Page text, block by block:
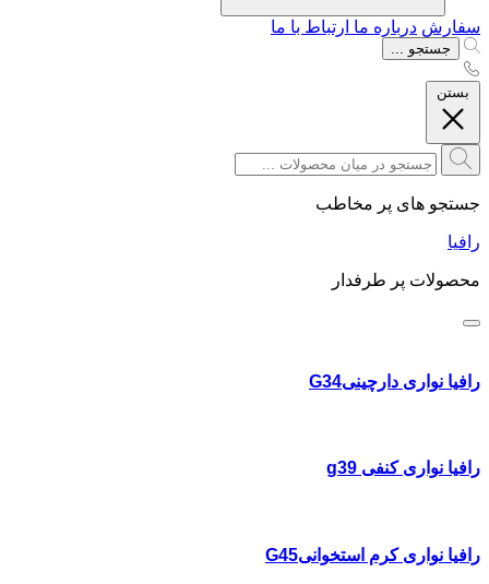
سفارش درباره ما ارتباط با ما
جستجو ...
بستن
جستجو های پر مخاطب
رافیا
محصولات پر طرفدار
رافیا نواری دارچینیG34
رافیا نواری کنفی g39
رافیا نواری کرم استخوانیG45